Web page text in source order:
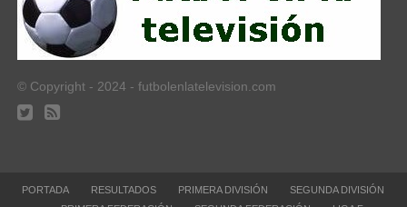
© Copyright - 2024 - futbolenlatelevision.com
PORTADA RESULTADOS PRIMERA DIVISIÓN
SEGUNDA DIVISIÓN